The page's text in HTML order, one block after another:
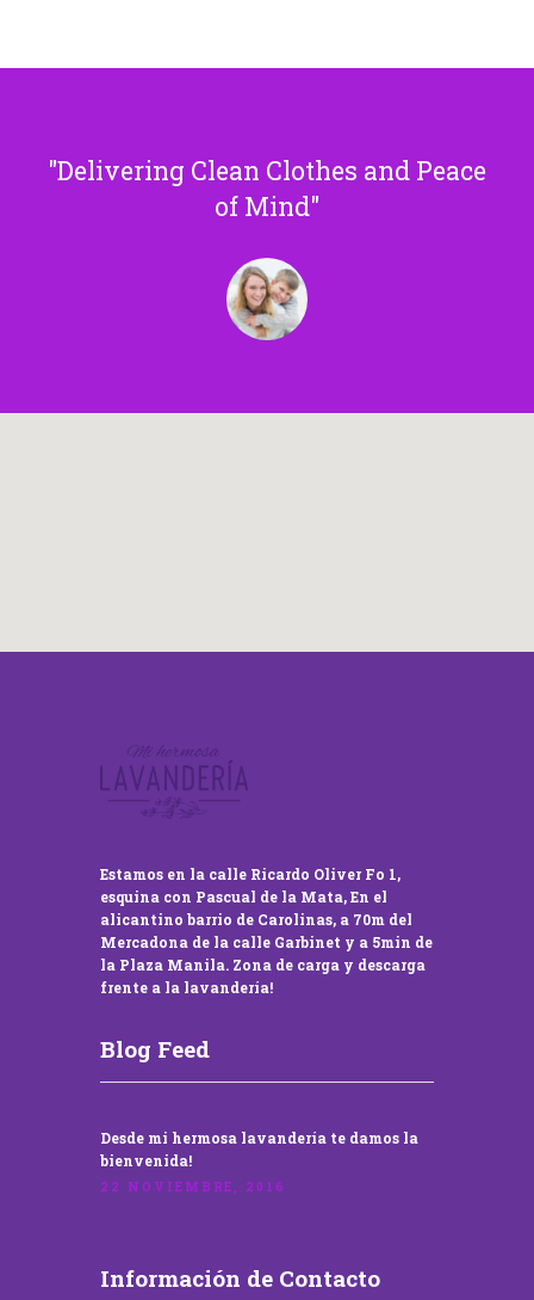
Delivering Clean Clothes and Peace
of Mind
Estamos en la calle Ricardo Oliver Fo 1,
esquina con Pascual de la Mata, En el
alicantino barrio de Carolinas, a 70m del
Mercadona de la calle Garbinet y a 5min de
la Plaza Manila. Zona de carga y descarga
frente a la lavandería!
Blog Feed
Desde mi hermosa lavandería te damos la
bienvenida!
22 NOVIEMBRE, 2016
Información de Contacto